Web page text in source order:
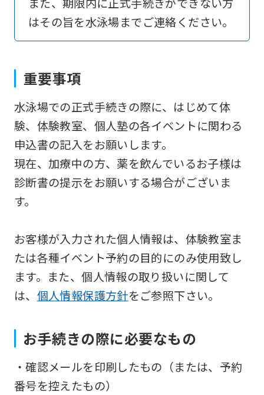
はその旨を水泳場までご連絡ください。
重要事項
水泳場での正式手続きの際に、はじめて体
験、体験教室、個人塾の各イベントに関わる
申込書の記入をお願いします。
現在、加療中の方、薬を飲んでいるお子様は
診断書の提示をお願いする場合がございま
す。
お客様が入力された個人情報は、体験教室ま
たは各種イベント予約の目的にのみ使用致し
ます。また、個人情報の取り扱いに関して
は、 個人情報保護方針をご参照下さい。
お手続きの際に必要なもの
・確認メールを印刷したもの（または、予約
番号を控えたもの）
an
automatic
Japanese
version
of
this
website
translated
mechanically,
so
it
not
be
an